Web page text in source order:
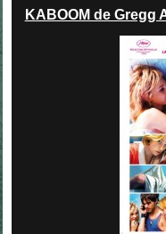
KABOOM de Gregg